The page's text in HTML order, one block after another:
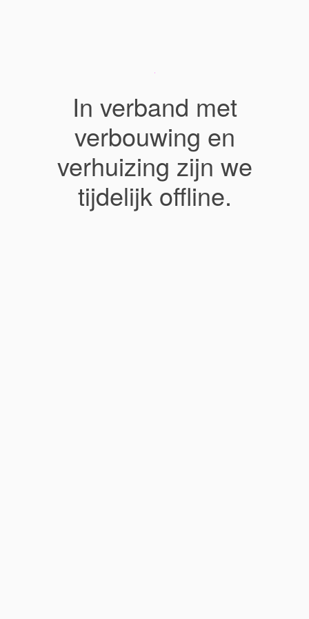
In verband met
verbouwing en
verhuizing zijn we
tijdelijk offline.